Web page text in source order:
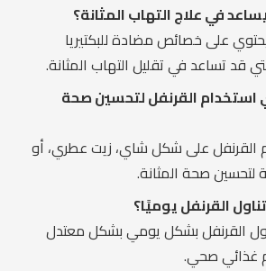
في علاج التهاب المثانة؟
على خصائص مضادة للبكتيريا
قد تساعد في تقليل التهاب المثانة.
القرنفل لتحسين صحة
القرنفل على شكل شاي، زيت عطري، أو
لتحسين صحة المثانة.
القرنفل يوميًا؟
القرنفل بشكل يومي بشكل معتدل
غذائي صحي.